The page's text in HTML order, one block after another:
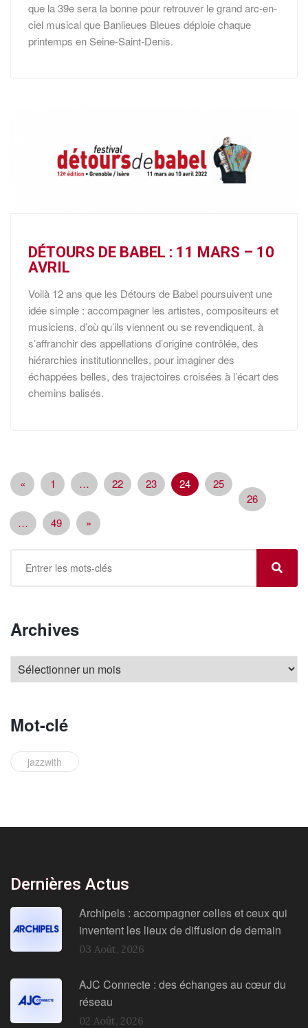
que la 39e sera la bonne pour retrouver le grand arc-en-
ciel musical que Banlieues Bleues déploie chaque
printemps en Seine-Saint-Denis.
DÉTOURS DE BABEL : 11 MARS – 10
AVRIL
Voilà 12 ans que les Détours de Babel poursuivent une
idée simple : accompagner les artistes, compositeurs et
musiciens, d’où qu’ils viennent ou se revendiquent, à
s’affranchir des appellations d’origine contrôlée, des
hiérarchies institutionnelles, pour imaginer des
échappées belles, des trajectoires croisées à l’écart des
chemins balisés.
« 1 … 22 23 24
25
26
…
49 »
Archives
Mot-clé
jazzwith
Dernières Actus
Archipels : accompagner celles et ceux qui
inventent les lieux de diffusion de demain
03 Août, 2026
AJC Connecte : des échanges au cœur du
réseau
02 Août, 2026